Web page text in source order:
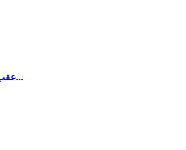
عقب تعيين بن بريك مستشار لرئيس الجمهورية اليمنية بن لزرق و السقلدي و الداعري اللعب...